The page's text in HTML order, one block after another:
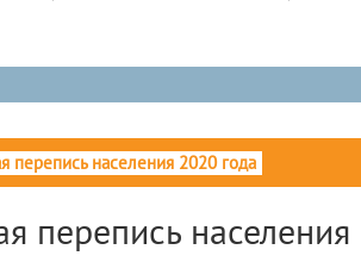
перепись населения 2020 года
перепись